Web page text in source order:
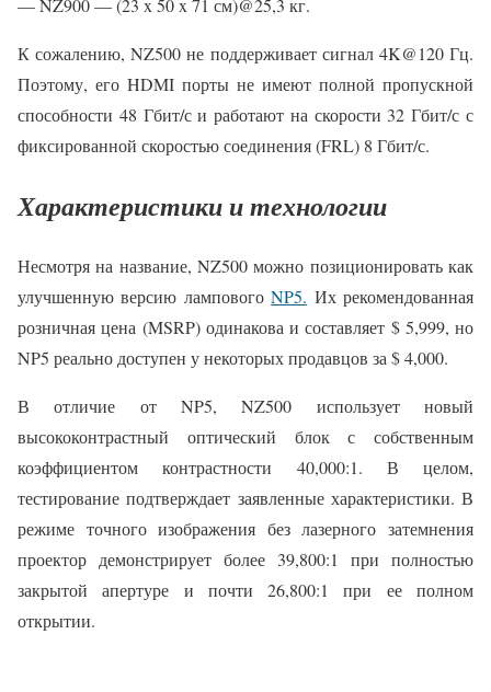
— NZ900 — (23 x 50 x 71 см)@25,3 кг.
К сожалению, NZ500 не поддерживает сигнал 4K@120 Гц.
Поэтому, его HDMI порты не имеют полной пропускной
способности 48 Гбит/с и работают на скорости 32 Гбит/с с
фиксированной скоростью соединения (FRL) 8 Гбит/с.
Характеристики и технологии
Несмотря на название, NZ500 можно позиционировать как
улучшенную версию ламповогоNP5. Их рекомендованная
розничная цена (MSRP) одинакова и составляет $ 5,999, но
NP5 реально доступен у некоторых продавцов за $ 4,000.
В отличие от NP5, NZ500 использует новый
высококонтрастный оптический блок с собственным
коэффициентом контрастности 40,000:1. В целом,
тестирование подтверждает заявленные характеристики. В
режиме точного изображения без лазерного затемнения
проектор демонстрирует более 39,800:1 при полностью
закрытой апертуре и почти 26,800:1 при ее полном
открытии.